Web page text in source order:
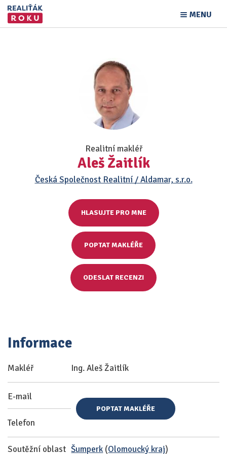
MENU
Realitní makléř
Aleš Žaitlík
Česká Společnost Realitní / Aldamar, s.r.o.
HLASUJTE PRO MNE
POPTAT MAKLÉŘE
ODESLAT RECENZI
Informace
Makléř Ing. Aleš Žaitlík
E-mail
Telefon
POPTAT MAKLÉŘE
Soutěžní oblast Šumperk (Olomoucký kraj)